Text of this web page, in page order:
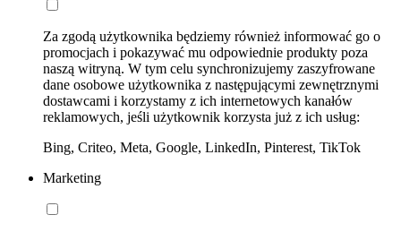
Za zgodą użytkownika będziemy również informować go o
promocjach i pokazywać mu odpowiednie produkty poza
naszą witryną. W tym celu synchronizujemy zaszyfrowane
dane osobowe użytkownika z następującymi zewnętrznymi
dostawcami i korzystamy z ich internetowych kanałów
reklamowych, jeśli użytkownik korzysta już z ich usług:
Bing, Criteo, Meta, Google, LinkedIn, Pinterest, TikTok
Marketing